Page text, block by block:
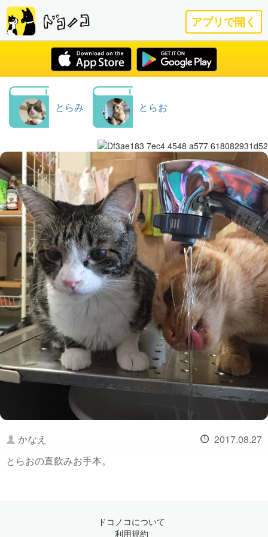
アプリで開く
とらみ とらお
かなえ
2017.08.27
とらおの直飲みお手本。
ドコノコについて
利用規約